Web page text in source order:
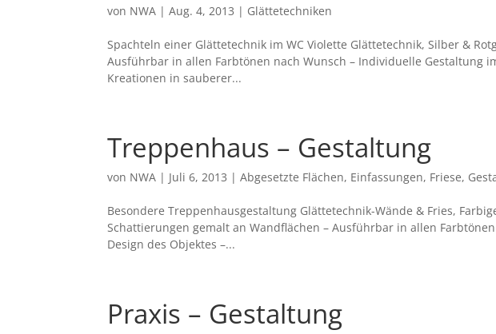
von NWA |Aug. 4, 2013 | Glättetechniken
Spachteln einer Glättetechnik im WC Violette Glättetechnik, Silber &
Ausführbar in allen Farbtönen nach Wunsch – Individuelle Gestaltung
Kreationen in sauberer...
Treppenhaus – Gestaltung
von NWA | Juli 6, 2013 |Abgesetzte Flächen, Einfassungen, Friese,
Besondere Treppenhausgestaltung Glättetechnik-Wände & Fries,
Schattierungen gemalt an Wandflächen – Ausführbar in allen
Design des Objektes –...
Praxis – Gestaltung